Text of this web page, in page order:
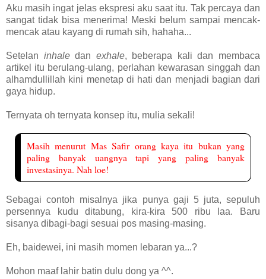
Aku masih ingat jelas ekspresi aku saat itu. Tak percaya dan
sangat tidak bisa menerima! Meski belum sampai mencak-
mencak atau kayang di rumah sih, hahaha...
Setelan inhaledan exhale, beberapa kali dan membaca
artikel itu berulang-ulang, perlahan kewarasan singgah dan
alhamdullillah kini menetap di hati dan menjadi bagian dari
gaya hidup.
Ternyata oh ternyata konsep itu, mulia sekali!
Masih menurut Mas Safir orang kaya itu bukan yang
paling banyak uangnya tapi yang paling banyak
investasinya. Nah loe!
Sebagai contoh misalnya jika punya gaji 5 juta, sepuluh
persennya kudu ditabung, kira-kira 500 ribu laa. Baru
sisanya dibagi-bagi sesuai pos masing-masing.
Eh, baidewei, ini masih momen lebaran ya...?
Mohon maaf lahir batin dulu dong ya ^^.